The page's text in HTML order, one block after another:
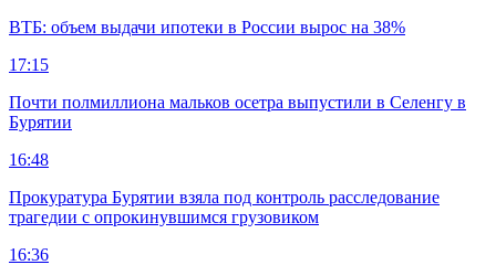
ВТБ: объем выдачи ипотеки в России вырос на 38%
17:15
Почти полмиллиона мальков осетра выпустили в Селенгу в
Бурятии
16:48
Прокуратура Бурятии взяла под контроль расследование
трагедии с опрокинувшимся грузовиком
16:36